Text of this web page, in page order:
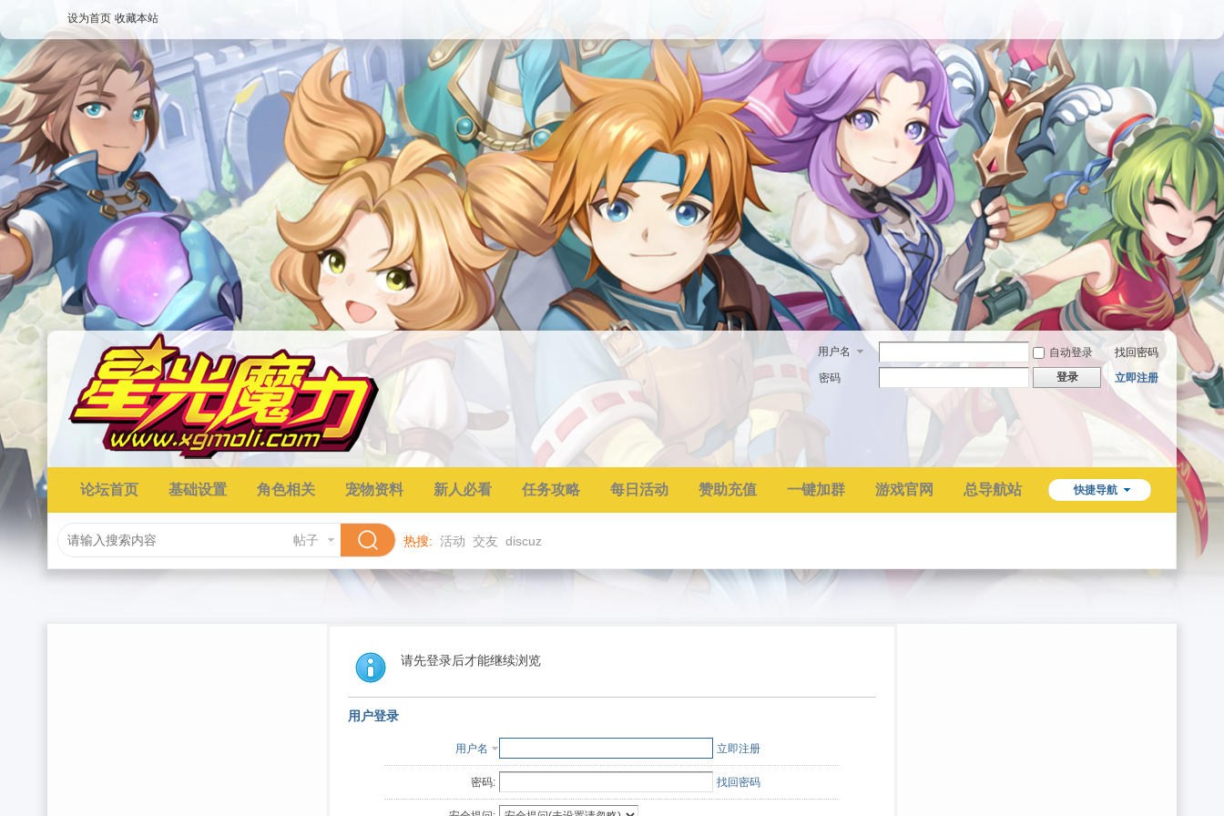
设为首页 收藏本站
用户名 自动登录
找回密码
密码
登录 立即注册
快捷导航
论坛首页 基础设置 角色相关 宠物资料 新人必看 任务攻略 每日活动 赞助充值 一键加群 游戏官网 总导航站
帖子 热搜: 活动 交友 discuz
请先登录后才能继续浏览
用户登录
用户名 立即注册
密码: 找回密码